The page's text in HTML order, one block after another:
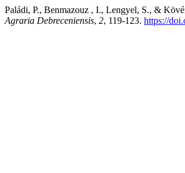
Paládi, P., Benmazouz , I., Lengyel, S., &
Agraria Debreceniensis, 2, 119-123. https://